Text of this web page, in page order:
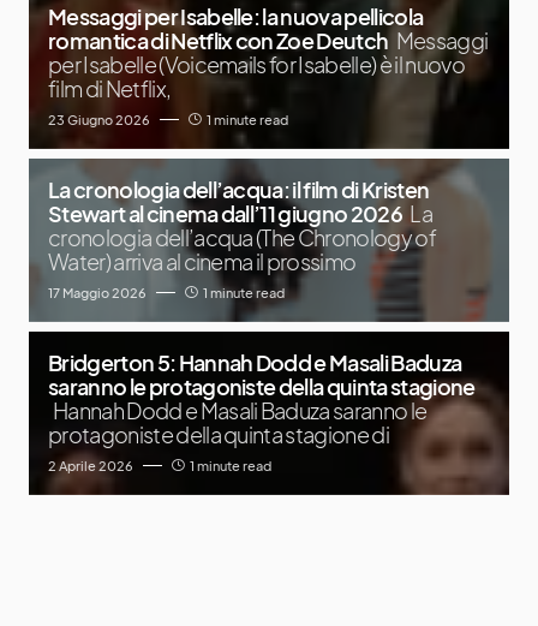
Messaggi per Isabelle: la nuova pellicola
romantica di Netflix con Zoe Deutch Messaggi
per Isabelle (Voicemails for Isabelle) è il nuovo
film di Netflix,
23 Giugno 2026 1 minute read
La cronologia dell’acqua: il film di Kristen
Stewart al cinema dall’11 giugno 2026 La
cronologia dell’acqua (The Chronology of
Water) arriva al cinema il prossimo
17 Maggio 2026 1 minute read
Bridgerton 5: Hannah Dodd e Masali Baduza
saranno le protagoniste della quinta stagione
Hannah Dodd e Masali Baduza saranno le
protagoniste della quinta stagione di
2 Aprile 2026 1 minute read